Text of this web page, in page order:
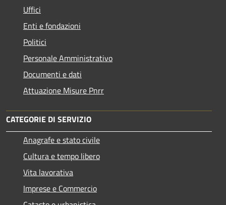
Uffici
Enti e fondazioni
Politici
Personale Amministrativo
Documenti e dati
Attuazione Misure Pnrr
CATEGORIE DI SERVIZIO
Anagrafe e stato civile
Cultura e tempo libero
Vita lavorativa
Imprese e Commercio